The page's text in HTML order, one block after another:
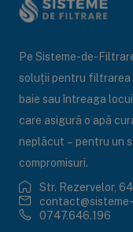
Pe Sisteme-de-
soluții pentru filtrarea
baie sau întreaga
care asigură o apă
neplăcut – pentru un
compromisuri.
Str. Rezervelor,
0747.646.196